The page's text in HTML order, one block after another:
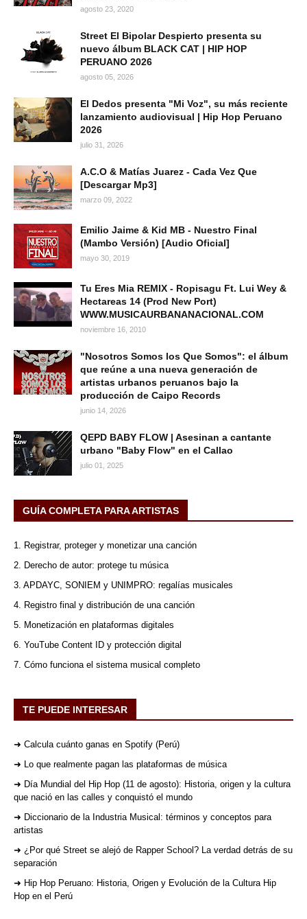
agosto 23, 2020
Street El Bipolar Despierto presenta su
nuevo álbum BLACK CAT | HIP HOP
PERUANO 2026
agosto 05, 2026
El Dedos presenta "Mi Voz", su más reciente
lanzamiento audiovisual | Hip Hop Peruano
2026
julio 31, 2026
A.C.O & Matías Juarez - Cada Vez Que
[Descargar Mp3]
marzo 09, 2022
Emilio Jaime & Kid MB - Nuestro Final
(Mambo Versión) [Audio Oficial]
mayo 30, 2019
Tu Eres Mia REMIX - Ropisagu Ft. Lui Wey &
Hectareas 14 (Prod New Port)
WWW.MUSICAURBANANACIONAL.COM
noviembre 16, 2010
"Nosotros Somos los Que Somos": el álbum
que reúne a una nueva generación de
artistas urbanos peruanos bajo la
producción de Caipo Records
junio 14, 2026
QEPD BABY FLOW | Asesinan a cantante
urbano "Baby Flow" en el Callao
julio 01, 2025
GUÍA COMPLETA PARA ARTISTAS
1. Registrar, proteger y monetizar una canción
2. Derecho de autor: protege tu música
3. APDAYC, SONIEM y UNIMPRO: regalías musicales
4. Registro final y distribución de una canción
5. Monetización en plataformas digitales
6. YouTube Content ID y protección digital
7. Cómo funciona el sistema musical completo
TE PUEDE INTERESAR
➜ Calcula cuánto ganas en Spotify (Perú)
➜ Lo que realmente pagan las plataformas de música
➜ Día Mundial del Hip Hop (11 de agosto): Historia, origen y la cultura
que nació en las calles y conquistó el mundo
➜ Diccionario de la Industria Musical: términos y conceptos para
artistas
➜ ¿Por qué Street se alejó de Rapper School? La verdad detrás de su
separación
➜ Hip Hop Peruano: Historia, Origen y Evolución de la Cultura Hip
Hop en el Perú